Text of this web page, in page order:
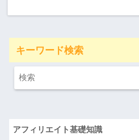
キーワード検索
アフィリエイト基礎知識